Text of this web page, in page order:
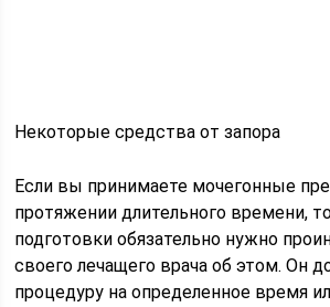
Некоторые средства от запора
Если вы принимаете мочегонные
протяжении длительного времени,
подготовки обязательно нужно
своего лечащего врача об этом. Он
процедуру на определенное время